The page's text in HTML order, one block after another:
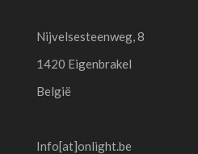
Nijvelsesteenweg, 8
1420 Eigenbrakel
België
Info[at]onlight.be